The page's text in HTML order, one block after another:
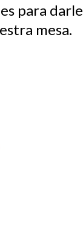
para darle
mesa.